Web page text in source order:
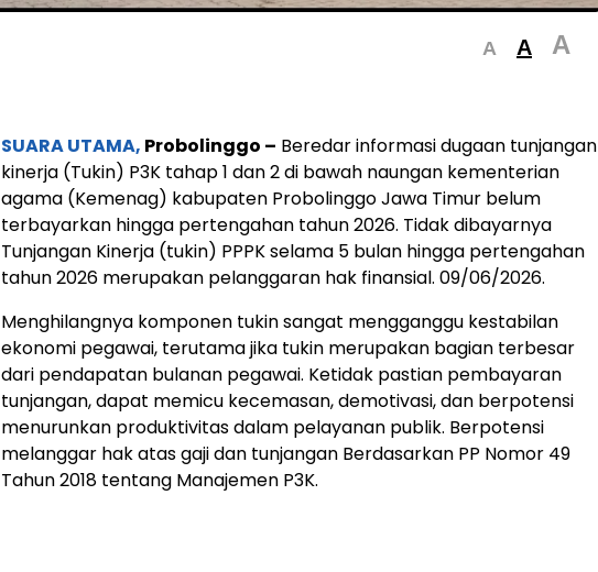
A A A
SUARA UTAMA, Probolinggo – Beredar informasi dugaan tunjangan
kinerja (Tukin) P3K tahap 1 dan 2 di bawah naungan kementerian
agama (Kemenag) kabupaten Probolinggo Jawa Timur belum
terbayarkan hingga pertengahan tahun 2026. Tidak dibayarnya
Tunjangan Kinerja (tukin) PPPK selama 5 bulan hingga pertengahan
tahun 2026 merupakan pelanggaran hak finansial. 09/06/2026.
Menghilangnya komponen tukin sangat mengganggu kestabilan
ekonomi pegawai, terutama jika tukin merupakan bagian terbesar
dari pendapatan bulanan pegawai. Ketidak pastian pembayaran
tunjangan, dapat memicu kecemasan, demotivasi, dan berpotensi
menurunkan produktivitas dalam pelayanan publik. Berpotensi
melanggar hak atas gaji dan tunjangan Berdasarkan PP Nomor 49
Tahun 2018 tentang Manajemen P3K.